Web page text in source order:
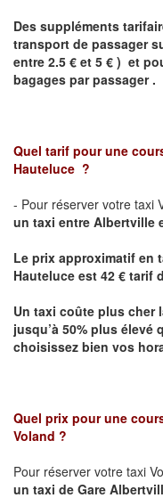
Des suppléments
transport de passager
entre 2.5 € et 5 € ) et
bagages par passager .
Quel tarif pour une
Hauteluce ?
- Pour réserver votre taxi
un taxi entre Albertville
Le prix approximatif en
Hauteluce est 42 € tarif
Un taxi coûte plus cher
jusqu’à 50% plus
choisissez bien vos
Quel prix pour une
Voland ?
Pour réserver votre taxi
un taxi de Gare